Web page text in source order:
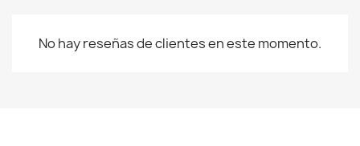
No hay reseñas de clientes en este momento.